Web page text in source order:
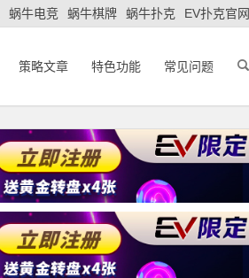
蜗牛电竞 蜗牛棋牌 蜗牛扑克 EV扑克官网
策略文章 特色功能 常见问题